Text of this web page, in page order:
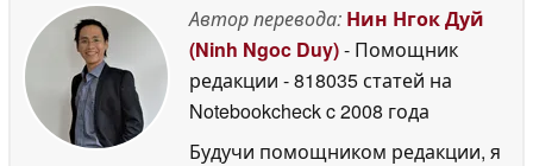
Автор перевода: Нин Нгок Дуй
(Ninh Ngoc Duy)- Помощник
редакции - 818035 статей на
Notebookcheckc 2008 года
Будучи помощником редакции, я